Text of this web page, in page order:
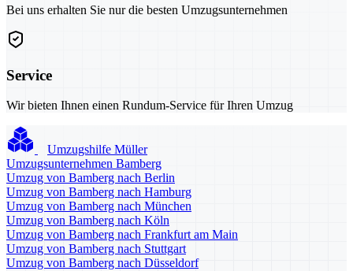
Bei uns erhalten Sie nur die besten Umzugsunternehmen
Service
Wir bieten Ihnen einen Rundum-Service für Ihren Umzug
Umzugshilfe Müller
Umzugsunternehmen Bamberg
Umzug von Bamberg nach Berlin
Umzug von Bamberg nach Hamburg
Umzug von Bamberg nach München
Umzug von Bamberg nach Köln
Umzug von Bamberg nach Frankfurt am Main
Umzug von Bamberg nach Stuttgart
Umzug von Bamberg nach Düsseldorf